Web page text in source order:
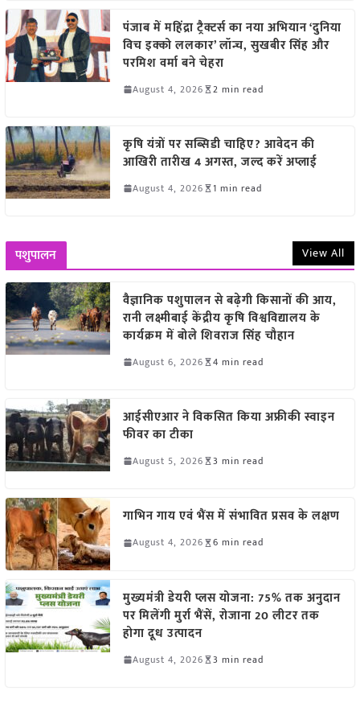
पंजाब में महिंद्रा ट्रैक्टर्स का नया अभियान ‘दुनिया
विच इक्को ललकार’ लॉन्च, सुखबीर सिंह और
परमिश वर्मा बने चेहरा
August 4, 2026 2 min read
कृषि यंत्रों पर सब्सिडी चाहिए? आवेदन की
आखिरी तारीख 4 अगस्त, जल्द करें अप्लाई
August 4, 2026 1 min read
पशुपालन View All
वैज्ञानिक पशुपालन से बढ़ेगी किसानों की आय,
रानी लक्ष्मीबाई केंद्रीय कृषि विश्वविद्यालय के
कार्यक्रम में बोले शिवराज सिंह चौहान
August 6, 2026 4 min read
आईसीएआर ने विकसित किया अफ्रीकी स्वाइन
फीवर का टीका
August 5, 2026 3 min read
गाभिन गाय एवं भैंस में संभावित प्रसव के लक्षण
August 4, 2026 6 min read
मुख्यमंत्री डेयरी प्लस योजना: 75% तक अनुदान
पर मिलेंगी मुर्रा भैंसें, रोजाना 20 लीटर तक
होगा दूध उत्पादन
August 4, 2026 3 min read